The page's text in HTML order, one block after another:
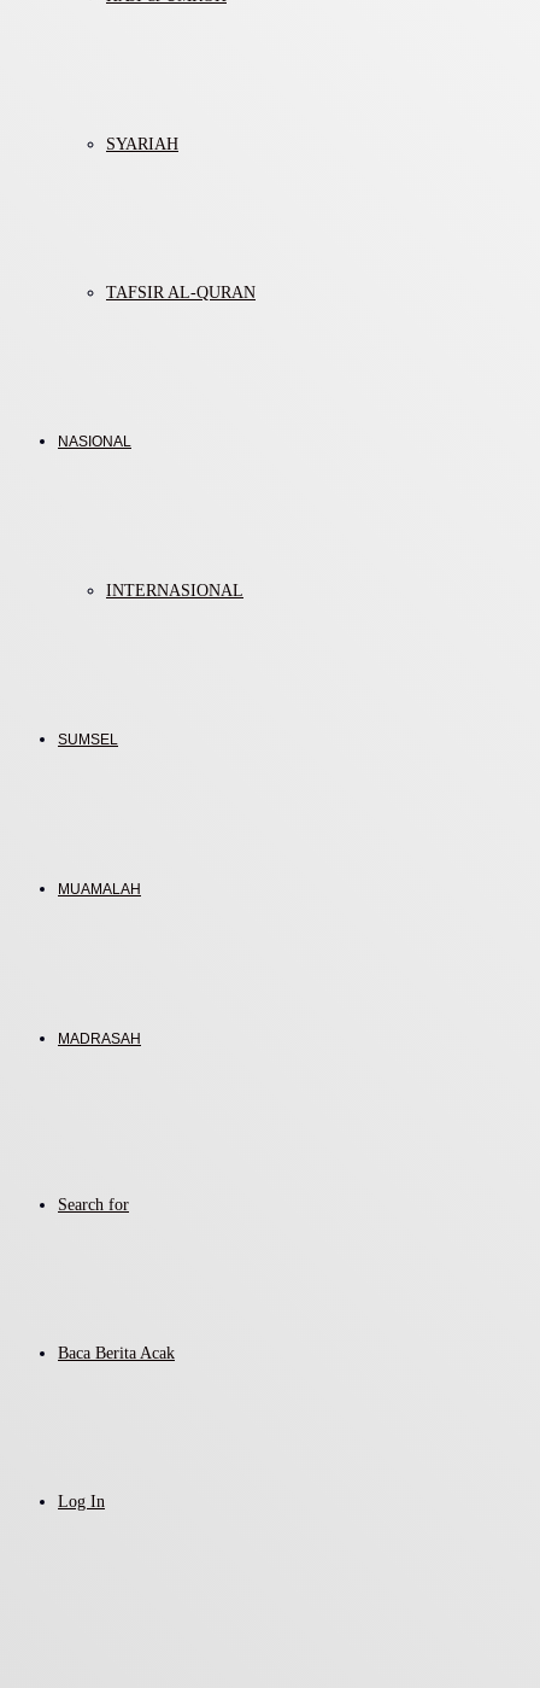
SYARIAH
TAFSIR AL-QURAN
NASIONAL
INTERNASIONAL
SUMSEL
MUAMALAH
MADRASAH
Search for
Baca Berita Acak
Log In